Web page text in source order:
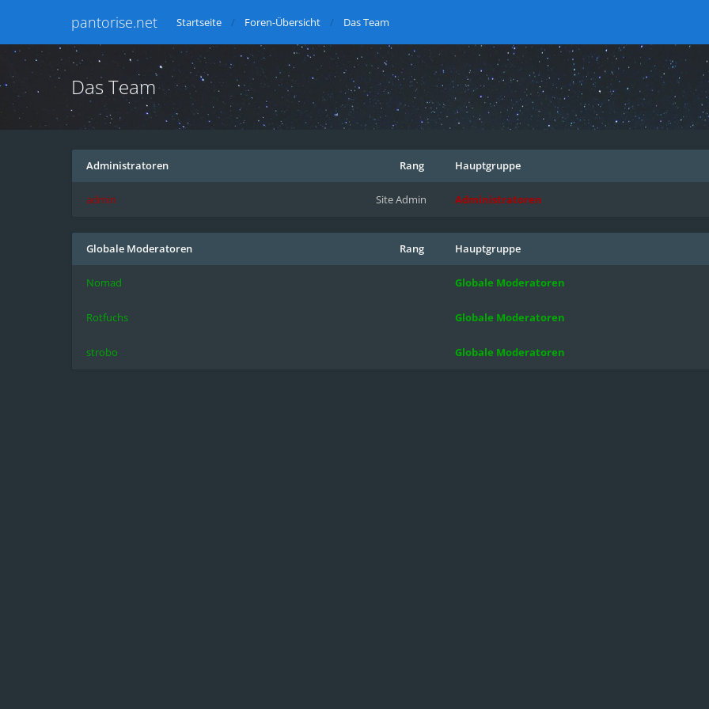
pantorise.net Startseite Foren-Übersicht Das Team
Das Team
Rang
Administratoren Hauptgruppe
Site Admin
admin Administratoren
Rang
Globale Moderatoren Hauptgruppe
Nomad Globale Moderatoren
Rotfuchs Globale Moderatoren
strobo Globale Moderatoren